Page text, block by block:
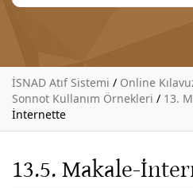
İSNAD Atıf Sistemi / Online
Sonnot Kullanım Örnekleri / 13.
İnternette
13.5. Makale-